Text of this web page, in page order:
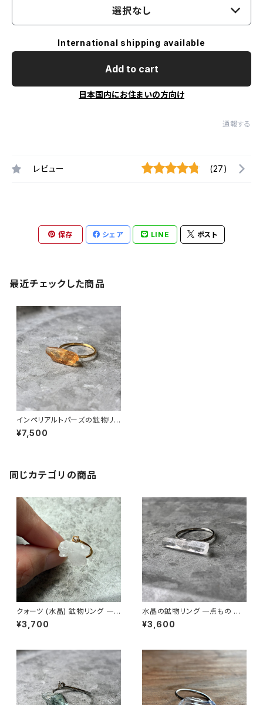
選択なし
International shipping available
Add to cart
日本国内にお住まいの方向け
通報する
レビュー (27)
保存 シェア LINE ポスト
最近チェックした商品
インペリアルトパーズの鉱物リン
グ 一点もの 原石 指輪 フリーサ
イズ 天然石 ハンドメイド アクセ
¥7,500
同じカテゴリの商品
クォーツ (水晶) 鉱物リング 一
点もの 指輪 フリーサイズ 原石
天然石 ハンドメイド アクセサリ
¥3,700
水晶の鉱物リング 一点もの 原
石 指輪 フリーサイズ 天然石 ハ
ンドメイド アクセサリー パワー
¥3,600